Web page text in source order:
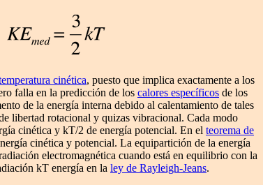
cinética, puesto que implica exactamente a los
falla en la predicción de los calores específicos de los
de la energía interna debido al calentamiento de tales
libertad rotacional y quizas vibracional. Cada modo
cinética y kT/2 de energía potencial. En el teorema de
cinética y potencial. La equipartición de la energía
electromagnética cuando está en equilibrio con la
kT energía en la ley de Rayleigh-Jeans.